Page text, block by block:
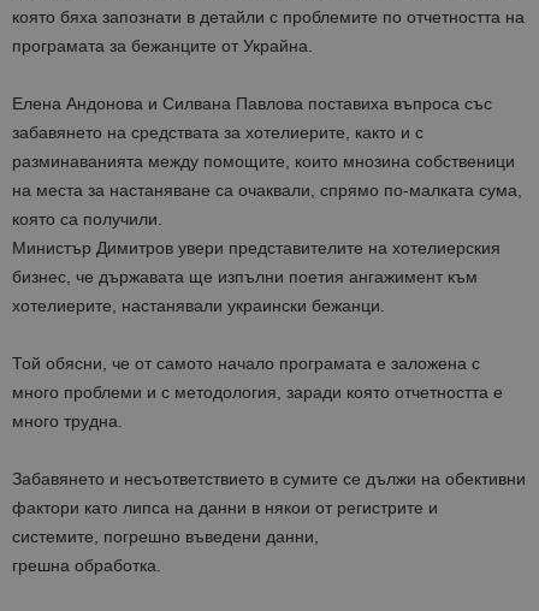
която бяха запознати в детайли с проблемите по отчетността на
програмата за бежанците от Украйна.
Елена Андонова и Силвана Павлова поставиха въпроса със
забавянето на средствата за хотелиерите, както и с
разминаванията между помощите, които мнозина собственици
на места за настаняване са очаквали, спрямо по-малката сума,
която са получили.
Министър Димитров увери представителите на хотелиерския
бизнес, че държавата ще изпълни поетия ангажимент към
хотелиерите, настанявали украински бежанци.
Той обясни, че от самото начало програмата е заложена с
много проблеми и с методология, заради която отчетността е
много трудна.
Забавянето и несъответствието в сумите се дължи на обективни
фактори като липса на данни в някои от регистрите и
системите, погрешно въведени данни,
грешна обработка.